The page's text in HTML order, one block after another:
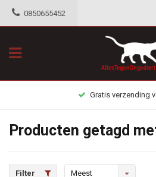
0850655452
Gratis verzending
Producten getagd
Filter
Meest